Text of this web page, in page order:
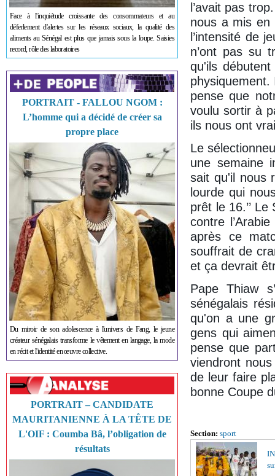
Face à l'inquiétude croissante des consommateurs et au
déferlement d'alertes sur les réseaux sociaux, la qualité des
aliments au Sénégal est plus que jamais sous la loupe. Saisies
record, rôle des laboratoires
PORTRAIT - FALLOU NGOM :
L’homme qui a décidé de créer sa
propre place
Du miroir de son adolescence à l'univers de Fang, le jeune
créateur sénégalais transforme le vêtement en langage, la mode
en récit et l'identité en œuvre collective.
PORTRAIT – CANDIDATE
MAURITANIENNE À LA TÊTE DE
L'OIF : Coumba Bâ, l’obligation de
résultats
l’avait pas
nous a mis en
l’intensité de
n’ont pas su
qu'ils
pense que
voulu sortir à
ils nous ont
Le
une semaine
sait qu'il nous
lourde qui
prêt le 16.’’
contre
après ce
souffrait de
et ça devrait
Pape Thiaw
sénégalais
qu'on a une
gens qui
pense que
viendront
de leur faire
bonne Coupe
Section: sport